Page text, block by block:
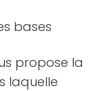
bases
propose la
laquelle